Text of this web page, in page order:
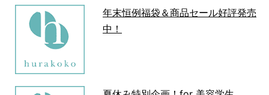
年末恒例福袋＆商品セール好評発売
中！